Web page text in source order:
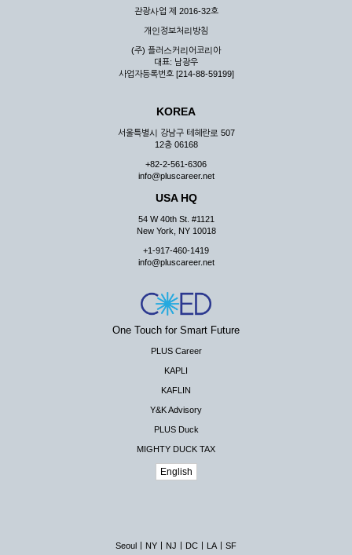
관광사업 제 2016-32호
개인정보처리방침
(주) 플러스커리어코리아
대표: 남광우
사업자등록번호 [214-88-59199]
KOREA
서울특별시 강남구 테헤란로 507
12층 06168
+82-2-561-6306
info@pluscareer.net
USA HQ
54 W 40th St. #1121
New York, NY 10018
+1-917-460-1419
info@pluscareer.net
One Touch for Smart Future
PLUS Career
KAPLI
KAFLIN
Y&K Advisory
PLUS Duck
MIGHTY DUCK TAX
English
Seoul NY NJ DC LA SF